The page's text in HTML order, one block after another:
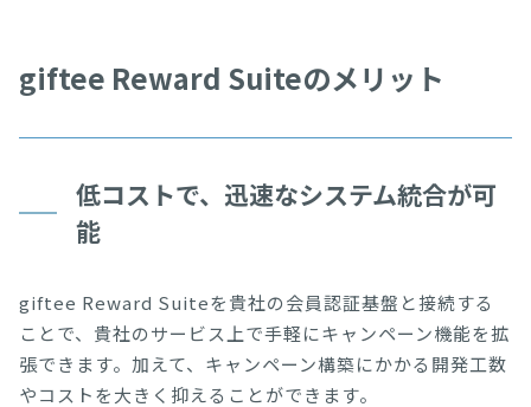
giftee Reward Suiteのメリット
低コストで、迅速なシステム統合が可
能
giftee Reward Suiteを貴社の会員認証基盤と接続する
ことで、貴社のサービス上で手軽にキャンペーン機能を拡
張できます。加えて、キャンペーン構築にかかる開発工数
やコストを大きく抑えることができます。